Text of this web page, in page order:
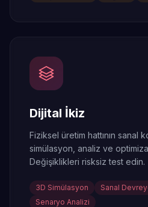
Dijital İkiz
Fiziksel üretim hattının sanal
simülasyon, analiz ve
Değişiklikleri risksiz test edin.
3D Simülasyon
Sanal
Senaryo Analizi